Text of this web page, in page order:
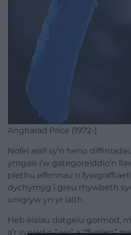
Angharad Price (1972-)
Nofel arall sy’n herio
ymgais i’w gategoreiddio’n
plethu elfennau o
dychymyg i greu rhywbeth
unigryw yn yr iaith.
Heb eisiau datgelu gormod,
a’r syniad o “wir” a “ffuglen”